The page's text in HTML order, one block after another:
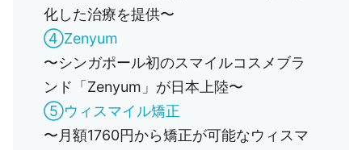
化した治療を提供〜
④Zenyum
〜シンガポール初のスマイルコスメブラ
ンド「Zenyum」が日本上陸〜
⑤ウィスマイル矯正
〜月額1760円から矯正が可能なウィスマ